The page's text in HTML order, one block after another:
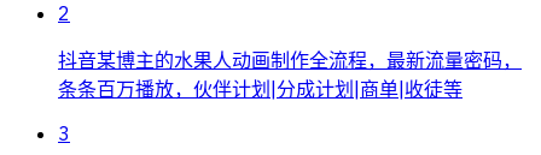
2
抖音某博主的水果人动画制作全流程，最新流量密码，
条条百万播放，伙伴计划|分成计划|商单|收徒等
3